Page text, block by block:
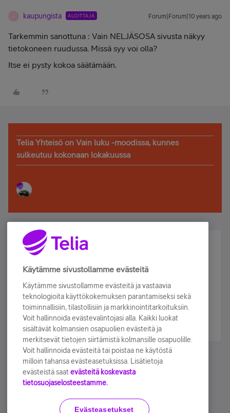
kaupungista ALOITTAJA Forum|Forum|10 years ago
Tarkemmin sanottuna : Vain NELJÄSOSA sivusta näkyy
tietokoneen ruudussa. Missä syy voi olla?
Itse ei pysty kokoa säätämään.
Telia Yhteisö on Vain luku -moodissa, kunnes
sulkeutuu kokonaan lokakuussa
Älä jää paitsi – osallistu ja voita!
Tilaa Telian uutiskirje ja olet mukana arvonnassa.
sähköpostiisi.
Tilaa nyt
Käyttöehdot Accessibility statement
Käytämme sivustollamme evästeitä
Käytämme sivustollamme evästeitä ja vastaavia
teknologioita käyttökokemuksen parantamiseksi sekä
toiminnallisiin, tilastollisiin ja markkinointitarkoituksiin.
Voit hallinnoida evästevalintojasi alla. Kaikki luokat
sisältävät kolmansien osapuolien evästeitä ja
merkitsevät tietojen siirtämistä kolmansille osapuolille.
Voit hallinnoida evästeitä tai poistaa ne käytöstä
milloin tahansa evästeasetuksissa. Lisätietoja
evästeistä saat evästeitä koskevasta
tietosuojaselosteestamme.
Evästeasetukset